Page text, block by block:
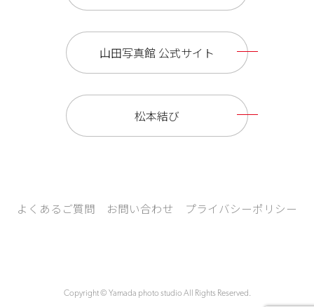
山田写真館 公式サイト
松本結び
よくあるご質問 お問い合わせ プライバシーポリシー
Copyright © Yamada photo studio All Rights Reserved.